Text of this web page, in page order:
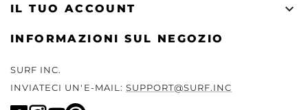
IL TUO ACCOUNT 
INFORMAZIONI SUL NEGOZIO
SURF INC.
INVIATECI UN'E-MAIL: SUPPORT@SURF.INC